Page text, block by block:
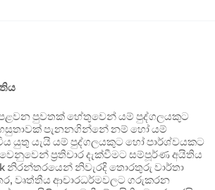
පුවතක් හේතුවෙන් යම් පුද්ගලයකුට
පැනනගින්නේ නම් හෝ යම්
යුතු යැයි යම් පුද්ගලයකුට හෝ පාර්ශ්වයකට
ප්‍රතිචාර දැක්වීමට සම්පූර්ණ අයිතිය
නිරන්තරයෙන් නිවැරදි තොරතුරු වාර්තා
වෘත්තීය ආචාරධර්මවලට ගරුකරන